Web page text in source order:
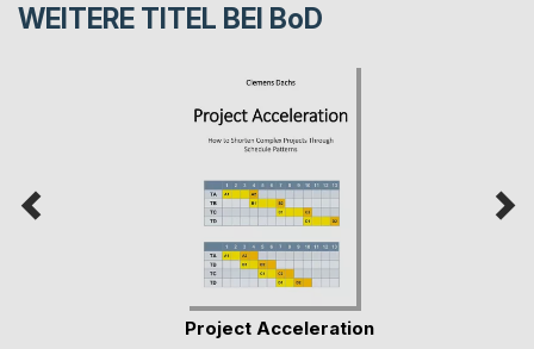
WEITERE TITEL BEI BoD
Project Acceleration